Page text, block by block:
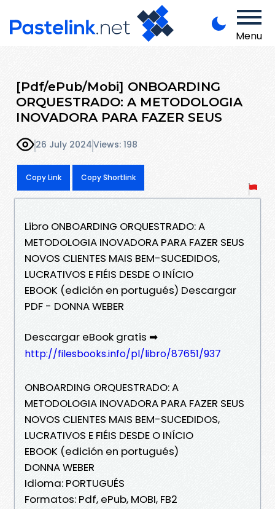
Menu
[Pdf/ePub/Mobi] ONBOARDING
ORQUESTRADO: A METODOLOGIA
INOVADORA PARA FAZER SEUS
26 July 2024Views: 198
Copy Link Copy Shortlink
Libro ONBOARDING ORQUESTRADO: A
METODOLOGIA INOVADORA PARA FAZER SEUS
NOVOS CLIENTES MAIS BEM-SUCEDIDOS,
LUCRATIVOS E FIÉIS DESDE O INÍCIO
EBOOK (edición en portugués) Descargar
PDF - DONNA WEBER
Descargar eBook gratis ➡
http://filesbooks.info/pl/libro/87651/937
ONBOARDING ORQUESTRADO: A
METODOLOGIA INOVADORA PARA FAZER SEUS
NOVOS CLIENTES MAIS BEM-SUCEDIDOS,
LUCRATIVOS E FIÉIS DESDE O INÍCIO
EBOOK (edición en portugués)
DONNA WEBER
Idioma: PORTUGUÉS
Formatos: Pdf, ePub, MOBI, FB2